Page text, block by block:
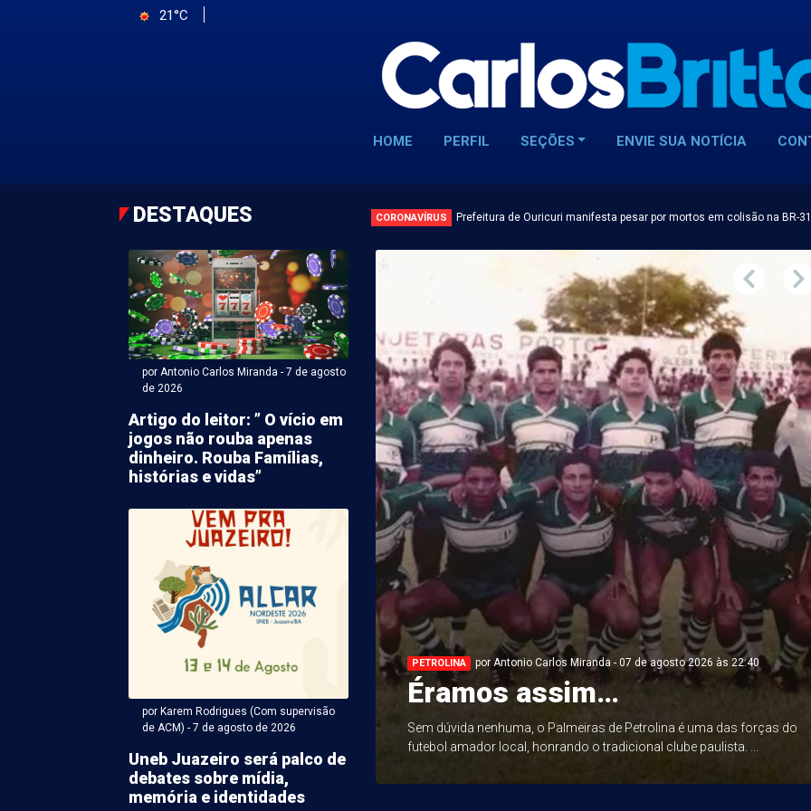
21°C
HOME PERFIL SEÇÕES ENVIE SUA NOTÍCIA
DESTAQUES CORONAVÍRUS Prefeitura de Ouricuri manifesta pesar por mortos em colisão na BR-
por Antonio Carlos Miranda - 7 de agosto
de 2026
Artigo do leitor: ” O vício em
jogos não rouba apenas
dinheiro. Rouba Famílias,
histórias e vidas”
por Karem Rodrigues (Com supervisão
de ACM) - 7 de agosto de 2026
Uneb Juazeiro será palco de
debates sobre mídia,
memória e identidades
Rodrigues (Com supervisão de ACM) - 07 de agosto
causado por
aborrece
no Gercino Coelho
de vazamento na tubulação de água irrita
PETROLINA por Antonio Carlos Miranda - 07 de agosto 2026 às 22:40
Éramos assim…
Sem dúvida nenhuma, o Palmeiras de Petrolina é uma das forças do
futebol amador local, honrando o tradicional clube paulista. ...